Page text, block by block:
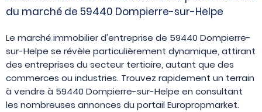
du marché de 59440 Dompierre-sur-Helpe
Le marché immobilier d'entreprise de 59440 Dompierre-
sur-Helpe se révèle particulièrement dynamique, attirant
des entreprises du secteur tertiaire, autant que des
commerces ou industries. Trouvez rapidement un terrain
à vendre à 59440 Dompierre-sur-Helpe en consultant
les nombreuses annonces du portail Europropmarket.